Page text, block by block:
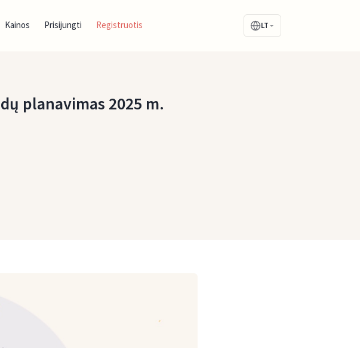
Kainos Prisijungti Registruotis LT
planavimas 2025 m.